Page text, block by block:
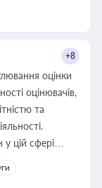
+8
оцінки
оцінювачів,
та
цій сфері
або
оренди